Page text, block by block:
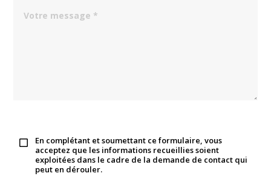
En complétant et soumettant ce formulaire, vous
acceptez que les informations recueillies soient
exploitées dans le cadre de la demande de contact qui
peut en dérouler.